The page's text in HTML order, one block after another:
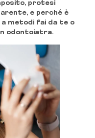
protesi
e perché è
metodi fai da te o
odontoiatra.